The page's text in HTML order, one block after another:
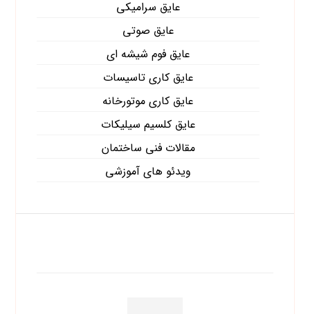
عایق سرامیکی
عایق صوتی
عایق فوم شیشه ای
عایق کاری تاسیسات
عایق کاری موتورخانه
عایق کلسیم سیلیکات
مقالات فنی ساختمان
ویدئو های آموزشی